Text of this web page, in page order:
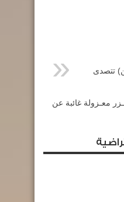
تتصدى
معـزولة غائبة عن